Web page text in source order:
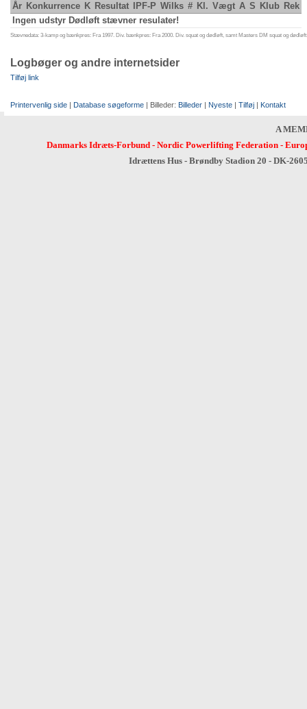
År Konkurrence K Resultat IPF-P Wilks # Kl. Vægt A S Klub Rek
Ingen udstyr Dødløft stævner resulater!
Stævnedata: 3-kamp og bænkpres: Fra 1997. Div. bænkpres: Fra 2000. Div. squat og dødløft, samt Masters DM squat og
Logbøger og andre internetsider
Tilføj link
Printervenlig side | Database søgeforme | Billeder: Billeder | Nyeste | Tilføj | Kontakt
A
Danmarks Idræts-Forbund- Nordic Powerlifting Federation-
Idrættens Hus - Brøndby Stadion 20 - DK-